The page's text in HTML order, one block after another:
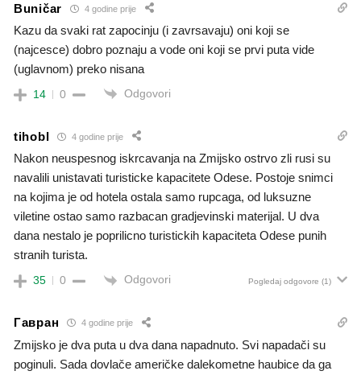
Buničar 4 godine prije
Kazu da svaki rat zapocinju (i zavrsavaju) oni koji se
(najcesce) dobro poznaju a vode oni koji se prvi puta vide
(uglavnom) preko nisana
14 0 Odgovori
tihobl 4 godine prije
Nakon neuspesnog iskrcavanja na Zmijsko ostrvo zli rusi su
navalili unistavati turisticke kapacitete Odese. Postoje snimci
na kojima je od hotela ostala samo rupcaga, od luksuzne
viletine ostao samo razbacan gradjevinski materijal. U dva
dana nestalo je poprilicno turistickih kapaciteta Odese punih
stranih turista.
35 0 Odgovori Pogledaj odgovore (1)
Гавран 4 godine prije
Zmijsko je dva puta u dva dana napadnuto. Svi napadači su
poginuli. Sada dovlače američke dalekometne haubice da ga